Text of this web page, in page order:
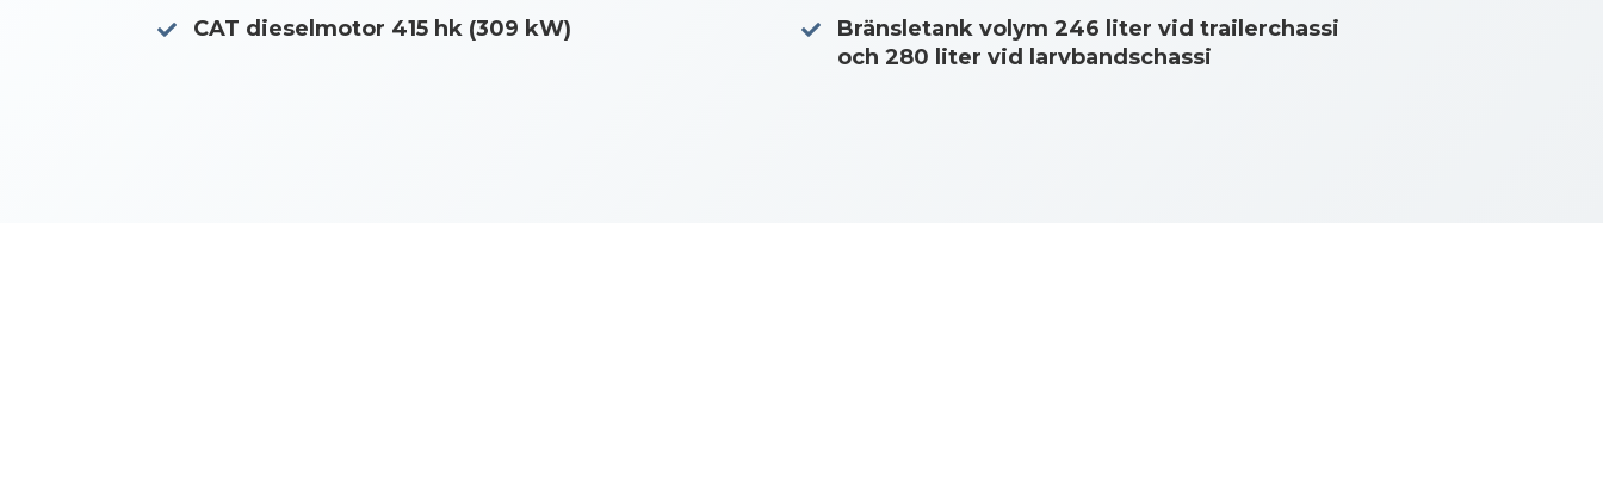
CAT dieselmotor 415 hk (309 kW)
Bränsletank volym 246 liter vid trailerchassi
och 280 liter vid larvbandschassi